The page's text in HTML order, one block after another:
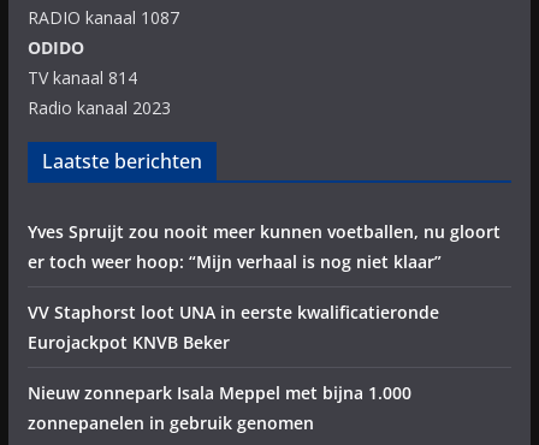
RADIO kanaal 1087
ODIDO
TV kanaal 814
Radio kanaal 2023
Laatste berichten
Yves Spruijt zou nooit meer kunnen voetballen, nu gloort
er toch weer hoop: “Mijn verhaal is nog niet klaar”
VV Staphorst loot UNA in eerste kwalificatieronde
Eurojackpot KNVB Beker
Nieuw zonnepark Isala Meppel met bijna 1.000
zonnepanelen in gebruik genomen